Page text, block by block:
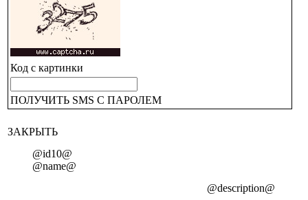
Код с картинки
ПОЛУЧИТЬ SMS С ПАРОЛЕМ
ЗАКРЫТЬ
@id10@
@name@
@description@